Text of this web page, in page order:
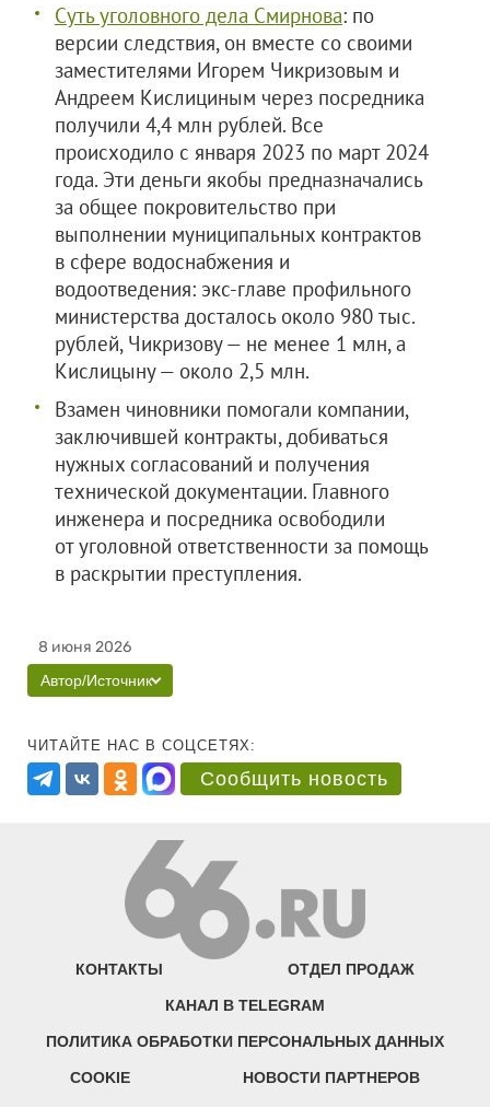
Суть уголовного дела Смирнова: по
версии следствия, он вместе со своими
заместителями Игорем Чикризовым и
Андреем Кислициным через посредника
получили 4,4 млн рублей. Все
происходило с января 2023 по март 2024
года. Эти деньги якобы предназначались
за общее покровительство при
выполнении муниципальных контрактов
в сфере водоснабжения и
водоотведения: экс-главе профильного
министерства досталось около 980 тыс.
рублей, Чикризову — не менее 1 млн, а
Кислицыну — около 2,5 млн.
Взамен чиновники помогали компании,
заключившей контракты, добиваться
нужных согласований и получения
технической документации. Главного
инженера и посредника освободили
от уголовной ответственности за помощь
в раскрытии преступления.
8 июня 2026
Автор/Источник
ЧИТАЙТЕ НАС В СОЦСЕТЯХ:
Сообщить новость
КОНТАКТЫ ОТДЕЛ ПРОДАЖ
КАНАЛ В TELEGRAM
ПОЛИТИКА ОБРАБОТКИ ПЕРСОНАЛЬНЫХ ДАННЫХ
COOKIE НОВОСТИ ПАРТНЕРОВ